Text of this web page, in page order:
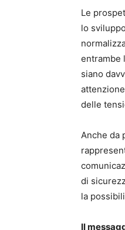
Le
lo
entrambe
siano
delle
Anche da
di
la
Il